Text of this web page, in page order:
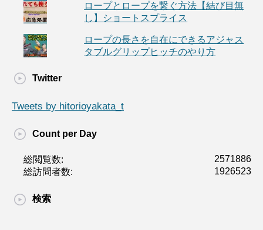
ロープとロープを繋ぐ方法【結び目無
し】ショートスプライス
ロープの長さを自在にできるアジャス
タブルグリップヒッチのやり方
Twitter
Tweets by hitorioyakata_t
Count per Day
2571886
総閲覧数:
1926523
総訪問者数:
検索